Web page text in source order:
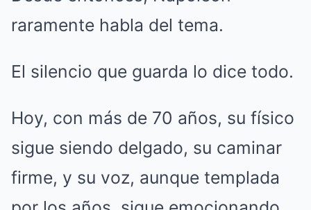
raramente habla del tema.
El silencio que guarda lo dice todo.
Hoy, con más de 70 años, su físico
sigue siendo delgado, su caminar
firme, y su voz, aunque templada